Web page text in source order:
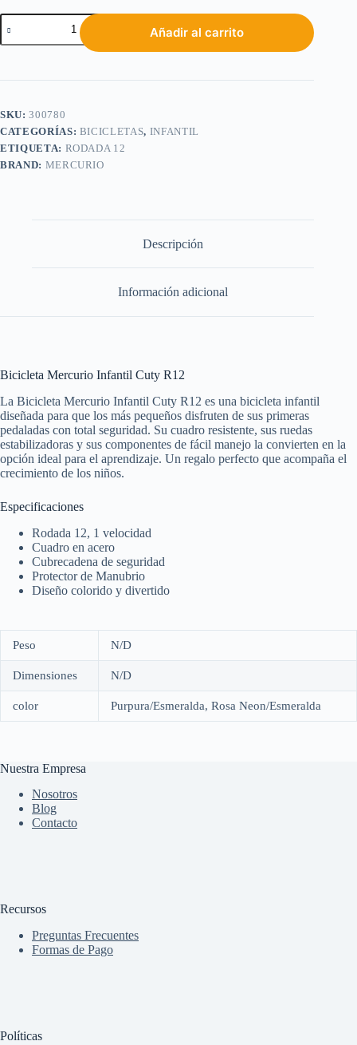
Añadir al carrito
SKU:300780
CATEGORÍAS: BICICLETAS, INFANTIL
ETIQUETA: RODADA 12
BRAND: MERCURIO
Descripción
Información adicional
Bicicleta Mercurio Infantil Cuty R12
La Bicicleta Mercurio Infantil Cuty R12 es una bicicleta infantil
diseñada para que los más pequeños disfruten de sus primeras
pedaladas con total seguridad. Su cuadro resistente, sus ruedas
estabilizadoras y sus componentes de fácil manejo la convierten en la
opción ideal para el aprendizaje. Un regalo perfecto que acompaña el
crecimiento de los niños.
Especificaciones
Rodada 12, 1 velocidad
Cuadro en acero
Cubrecadena de seguridad
Protector de Manubrio
Diseño colorido y divertido
Peso N/D
Dimensiones N/D
color Purpura/Esmeralda, Rosa Neon/Esmeralda
Nuestra Empresa
Nosotros
Blog
Contacto
Recursos
Preguntas Frecuentes
Formas de Pago
Políticas